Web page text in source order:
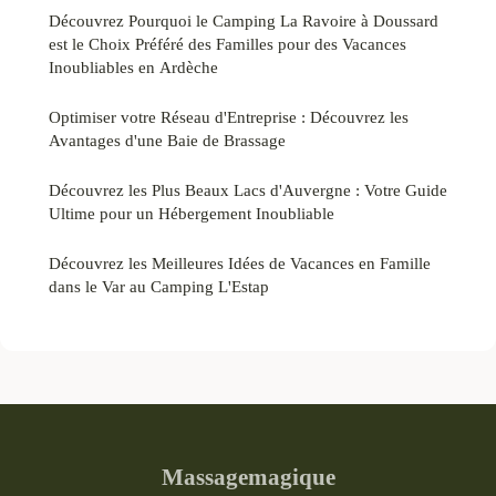
Découvrez Pourquoi le Camping La Ravoire à Doussard
est le Choix Préféré des Familles pour des Vacances
Inoubliables en Ardèche
Optimiser votre Réseau d'Entreprise : Découvrez les
Avantages d'une Baie de Brassage
Découvrez les Plus Beaux Lacs d'Auvergne : Votre Guide
Ultime pour un Hébergement Inoubliable
Découvrez les Meilleures Idées de Vacances en Famille
dans le Var au Camping L'Estap
Massagemagique